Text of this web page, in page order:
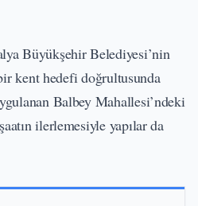
Büyükşehir Belediyesi’nin
kent hedefi doğrultusunda
Balbey Mahallesi’ndeki
ilerlemesiyle yapılar da